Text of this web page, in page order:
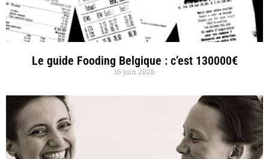
Le guide Fooding Belgique : c’est 130000€
16 juin 2026